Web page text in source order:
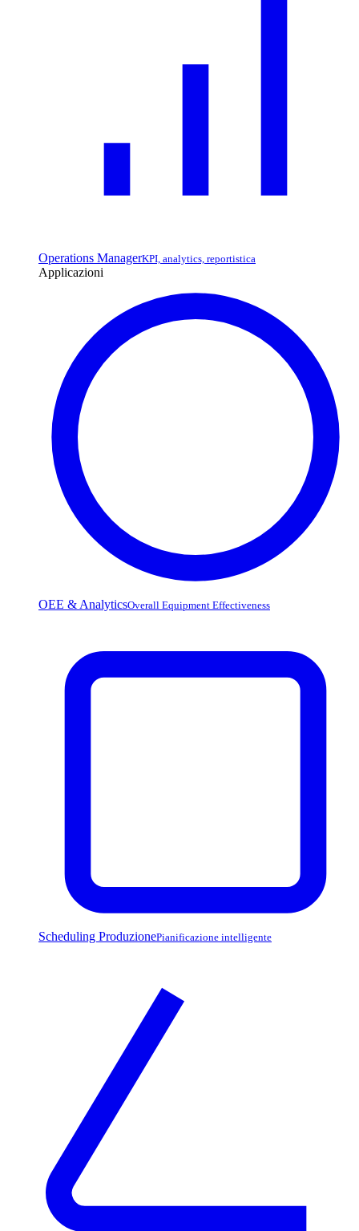
Operations ManagerKPI, analytics, reportistica
Applicazioni
OEE & AnalyticsOverall Equipment Effectiveness
Scheduling ProduzionePianificazione intelligente